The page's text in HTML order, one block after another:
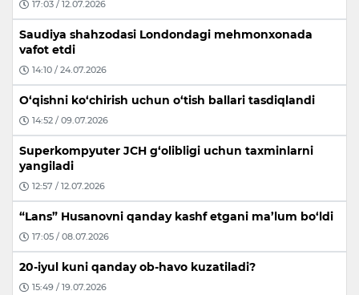
17:03 / 12.07.2026
Saudiya shahzodasi Londondagi mehmonxonada
vafot etdi
14:10 / 24.07.2026
O‘qishni ko‘chirish uchun o‘tish ballari tasdiqlandi
14:52 / 09.07.2026
Superkompyuter JCH g‘olibligi uchun taxminlarni
yangiladi
12:57 / 12.07.2026
“Lans” Husanovni qanday kashf etgani ma’lum bo‘ldi
17:05 / 08.07.2026
20-iyul kuni qanday ob-havo kuzatiladi?
15:49 / 19.07.2026